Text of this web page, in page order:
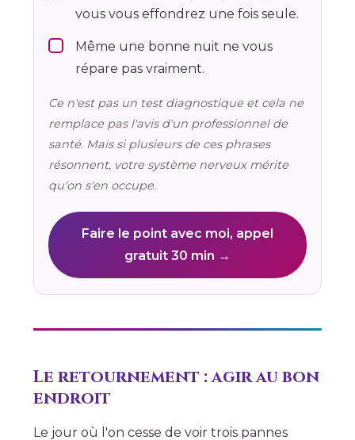
vous vous effondrez une fois seule.
Même une bonne nuit ne vous
répare pas vraiment.
Ce n'est pas un test diagnostique et cela ne
remplace pas l'avis d'un professionnel de
santé. Mais si plusieurs de ces phrases
résonnent, votre système nerveux mérite
qu'on s'en occupe.
Faire le point avec moi, appel
gratuit 30 min →
Le retournement : agir au bon
endroit
Le jour où l'on cesse de voir trois pannes